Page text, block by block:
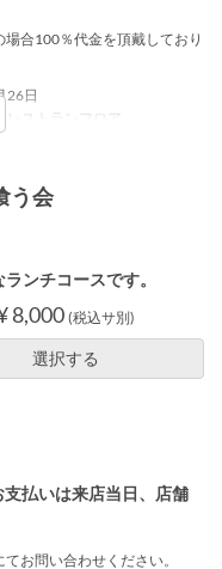
合100％代金を頂戴しており
26日
レストランフロア
う会
ンチコースです。
8,000 (税込サ別)
選択する
払いは来店当日、店舗
お問い合わせください。